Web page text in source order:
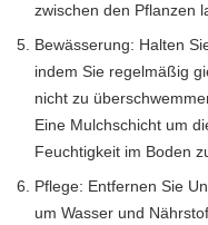
zwischen den Pflanzen
Bewässerung: Halten
indem Sie regelmäßig
nicht zu
Eine Mulchschicht um
Feuchtigkeit im Boden
Pflege: Entfernen Sie
um Wasser und